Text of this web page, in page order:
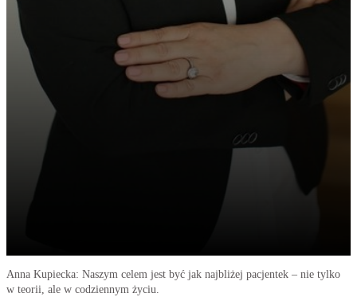
Anna Kupiecka: Naszym celem jest być jak najbliżej pacjentek – nie tylko
w teorii, ale w codziennym życiu.